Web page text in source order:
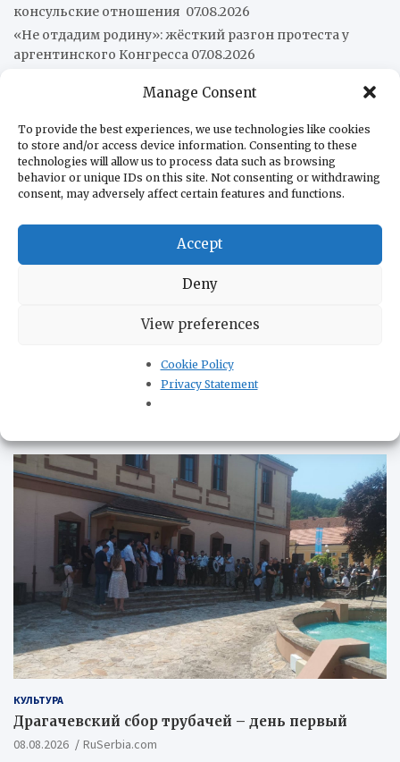
Manage Consent
To provide the best experiences, we use technologies like cookies
to store and/or access device information. Consenting to these
technologies will allow us to process data such as browsing
behavior or unique IDs on this site. Not consenting or withdrawing
consent, may adversely affect certain features and functions.
Accept
Deny
View preferences
Cookie Policy
Privacy Statement
консульские отношения 07.08.2026
«Не отдадим родину»: жёсткий разгон протеста у
аргентинского Конгресса 07.08.2026
06.08.2026
Рафаэль Мачадо: Контекст атак Милея на Бразилию
06.08.2026
Объявлено о создании Совместного командования по
безопасности в отдельных зонах Панамского канала
06.08.2026
О нас
В помощь туристам
Политика конфиденциальности
КУЛЬТУРА
Драгачевский сбор трубачей – день первый
08.08.2026 RuSerbia.com